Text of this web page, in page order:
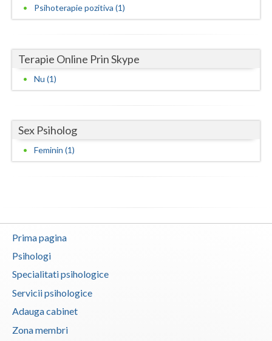
Suceava
Timis
Tulcea
Vaslui
Vrancea
Psihoterapie pozitiva (1)
Terapie Online Prin Skype
Nu (1)
Sex Psiholog
Feminin (1)
Prima pagina
Psihologi
Specialitati psihologice
Servicii psihologice
Adauga cabinet
Zona membri